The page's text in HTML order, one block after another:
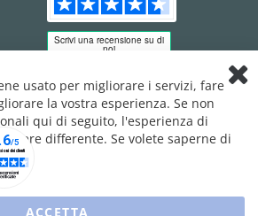
usato per migliorare i servizi, fare
la vostra esperienza. Se non
qui di seguito, l'esperienza di
differente. Se volete saperne di
ACCETTA